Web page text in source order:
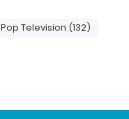
Pop Television (132)